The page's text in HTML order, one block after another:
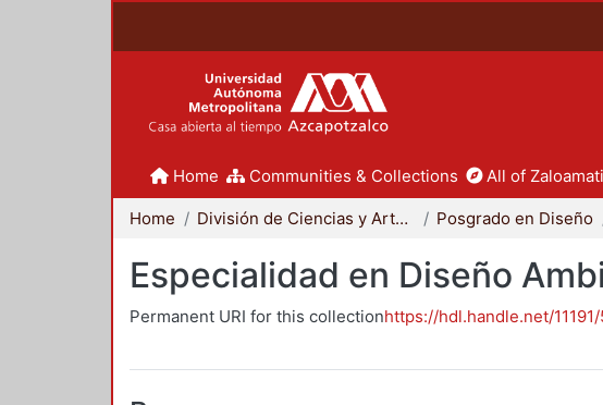
Home Communities & Collections All of Zaloamati
Home División de Ciencias y Artes para el Diseño Posgrado en Diseño
Especialidad en Diseño
Permanent URI for this collectionhttps://hdl.handle.net/